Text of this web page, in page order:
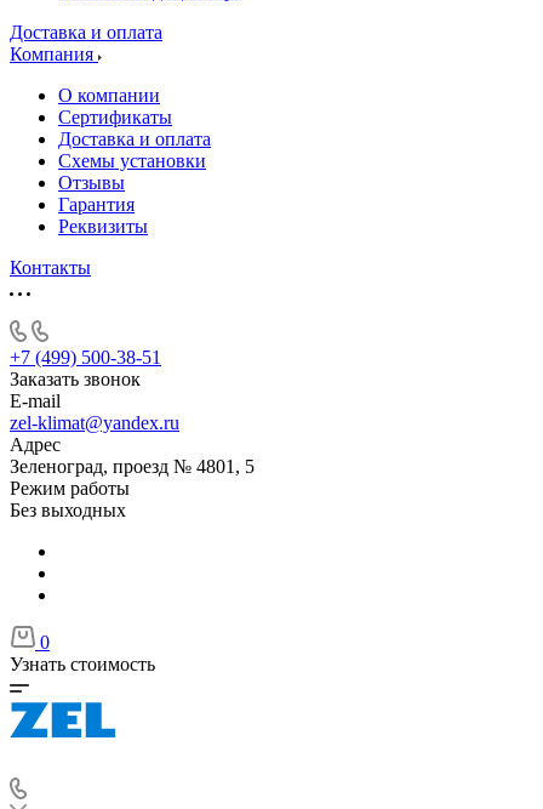
Доставка и оплата
Компания
О компании
Сертификаты
Доставка и оплата
Схемы установки
Отзывы
Гарантия
Реквизиты
Контакты
+7 (499) 500-38-51
Заказать звонок
E-mail
zel-klimat@yandex.ru
Адрес
Зеленоград, проезд № 4801, 5
Режим работы
Без выходных
0
Узнать стоимость